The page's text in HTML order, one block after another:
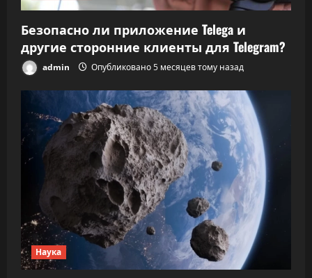
Безопасно ли приложение Telega и
другие сторонние клиенты для Telegram?
admin Опубликовано 5 месяцев тому назад
Наука